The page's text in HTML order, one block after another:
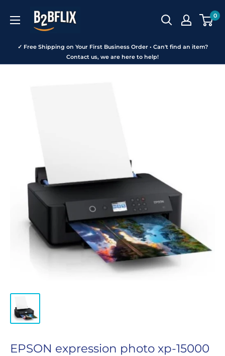
B2BFLIX 0
✓ Free Shipping on Your First Business Order • Can't find an item?
Contact us, we are here to help!
EPSON expression photo xp-15000